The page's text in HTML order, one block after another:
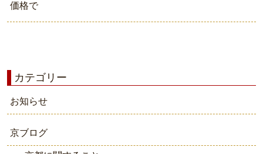
価格で
カテゴリー
お知らせ
京ブログ